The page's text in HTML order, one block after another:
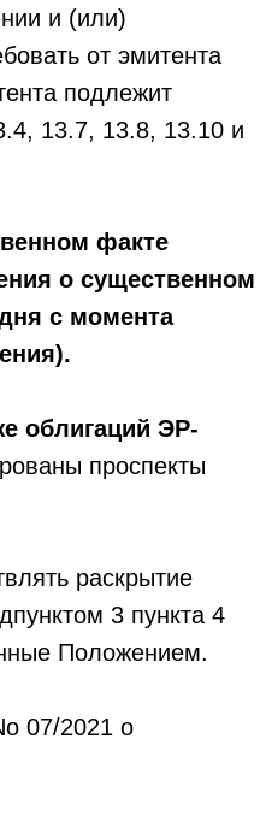
и (или)
от эмитента
подлежит
13.7, 13.8, 13.10 и
факте
о существенном
с момента
облигаций ЭР-
проспекты
раскрытие
3 пункта 4
Положением.
07/2021 о